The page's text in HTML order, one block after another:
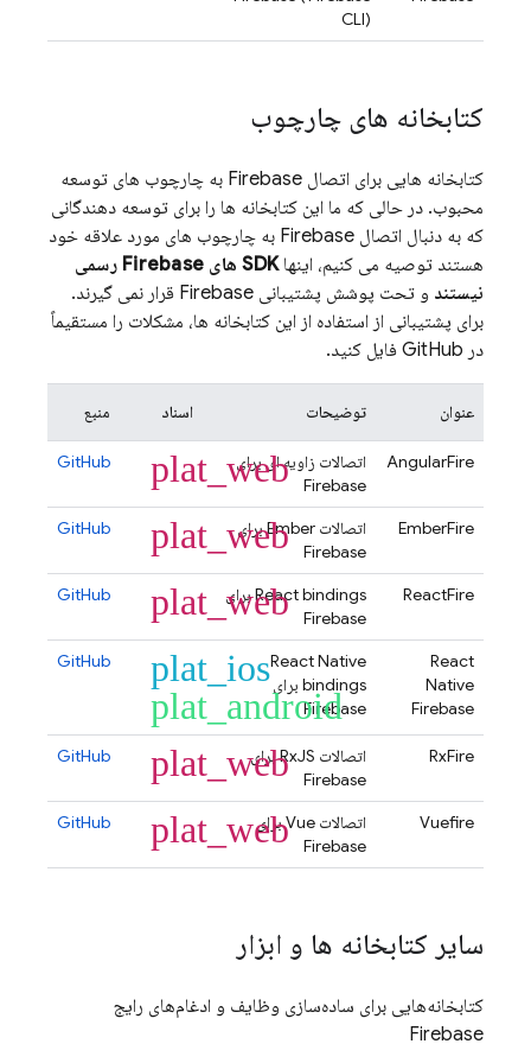
CLI)
کتابخانه های چارچوب
کتابخانه هایی برای اتصال Firebase به چارچوب های توسعه
محبوب. در حالی که ما این کتابخانه ها را برای توسعه دهندگانی
که به دنبال اتصال Firebase به چارچوب های مورد علاقه خود
هستند توصیه می کنیم، اینها
SDK های Firebase رسمی
نیستند
و تحت پوشش پشتیبانی Firebase قرار نمی گیرند.
برای پشتیبانی از استفاده از این کتابخانه ها، مشکلات را مستقیماً
در GitHub فایل کنید.
عنوان توضیحات اسناد منبع
AngularFire
اتصالات زاویه ای برای
Firebase
plat_web
GitHub
EmberFire
اتصالات Ember برای
Firebase
plat_web
GitHub
ReactFire
React bindings برای
Firebase
plat_web
GitHub
React
Native
Firebase
React Native
bindings برای
Firebase
plat_ios
plat_android
GitHub
RxFire
اتصالات RxJS برای
Firebase
plat_web
GitHub
Vuefire
اتصالات Vue برای
Firebase
plat_web
GitHub
سایر کتابخانه ها و ابزار
کتابخانه‌هایی برای ساده‌سازی وظایف و ادغام‌های رایج
Firebase